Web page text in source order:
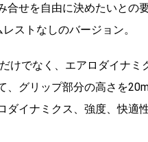
合せを自由に決めたいとの
ストなしのバージョン。
けでなく、 エアロダイナミ
グリップ部分の高さを
ダイナミクス、強度、快適